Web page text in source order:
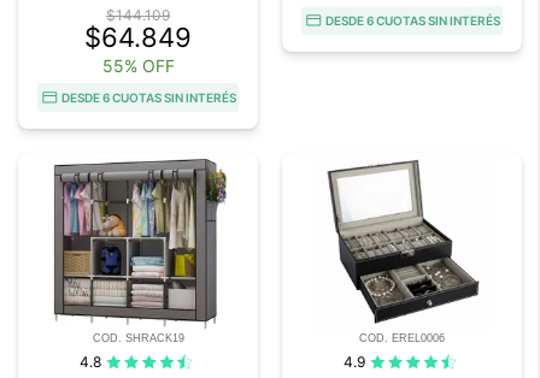
$144.109
$64.849
55% OFF
DESDE 6 CUOTAS SIN INTERÉS
DESDE 6 CUOTAS SIN INTERÉS
COD. SHRACK19
4.8
COD. EREL0006
4.9